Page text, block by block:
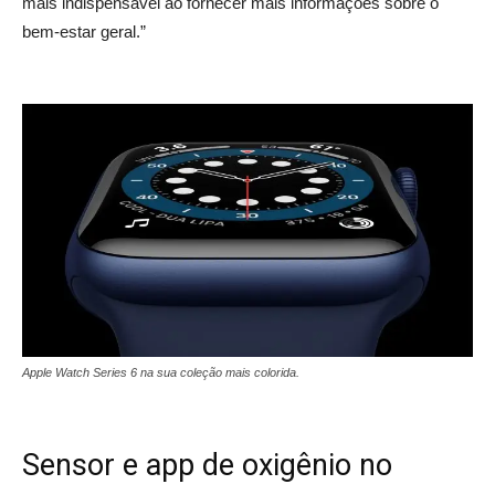
bem-estar geral.”
Apple Watch Series 6 na sua coleção mais colorida.
Sensor e app de oxigênio no